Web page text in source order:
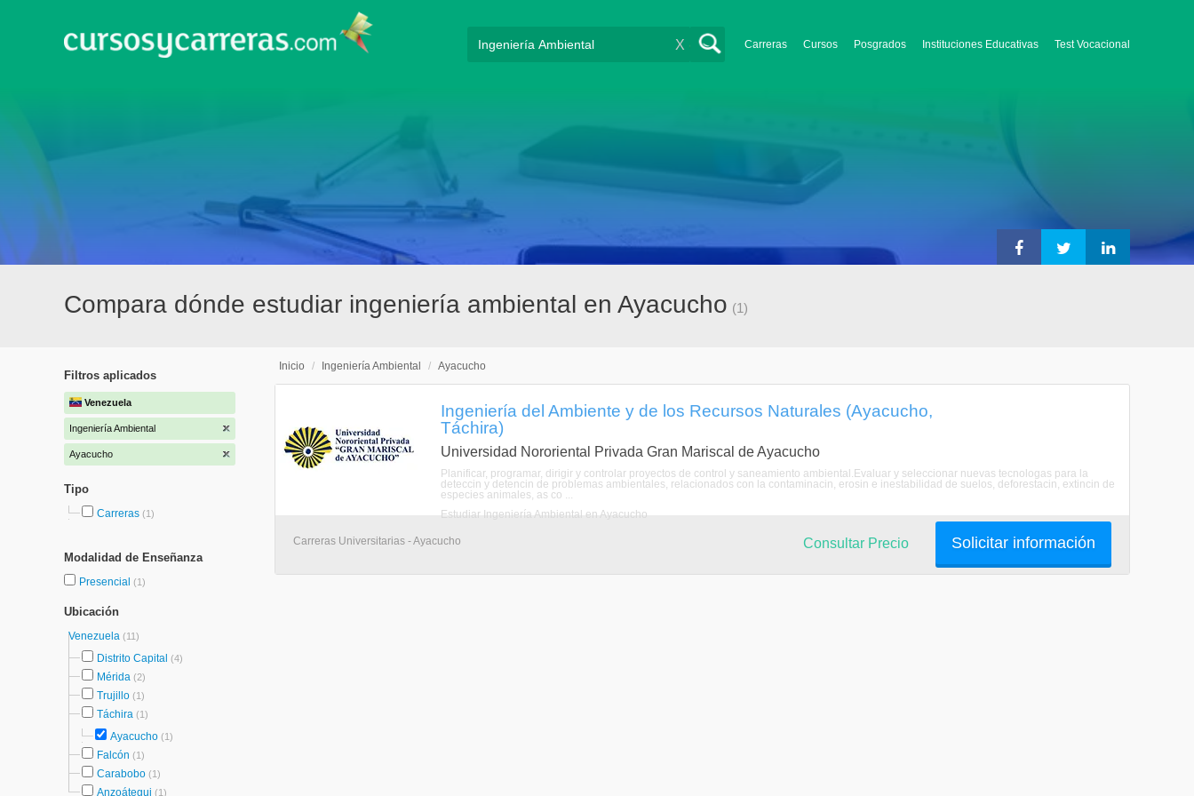
Carreras Cursos Posgrados Instituciones Educativas Test Vocacional
X
Compara dónde estudiar ingeniería ambiental en Ayacucho (1)
Filtros aplicados
Venezuela
Ingeniería Ambiental
Ayacucho
Tipo
Carreras (1)
Modalidad de Enseñanza
Presencial (1)
Ubicación
Venezuela (11)
Distrito Capital (4)
Mérida (2)
Trujillo (1)
Táchira (1)
Ayacucho (1)
Falcón (1)
Carabobo (1)
Anzoátegui (1)
Inicio / Ingeniería Ambiental / Ayacucho
Ingeniería del Ambiente y de los Recursos Naturales (Ayacucho,
Táchira)
Universidad Nororiental Privada Gran Mariscal de Ayacucho
Planificar, programar, dirigir y controlar proyectos de control y saneamiento ambiental.Evaluar y seleccionar nuevas tecnologas para la
deteccin y detencin de problemas ambientales, relacionados con la contaminacin, erosin e inestabilidad de suelos, deforestacin, extincin de
especies animales, as co ...
Estudiar Ingeniería Ambiental en Ayacucho
Carreras Universitarias - Ayacucho Solicitar información
Consultar Precio